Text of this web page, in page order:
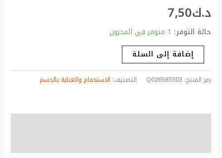
د.ك7٫50
حالة التوفر: 1 متوفر في المخزون
إضافة إلى السلة
رمز المنتج: Q026583303 التصنيف: الاستحمام والعناية بالجسم